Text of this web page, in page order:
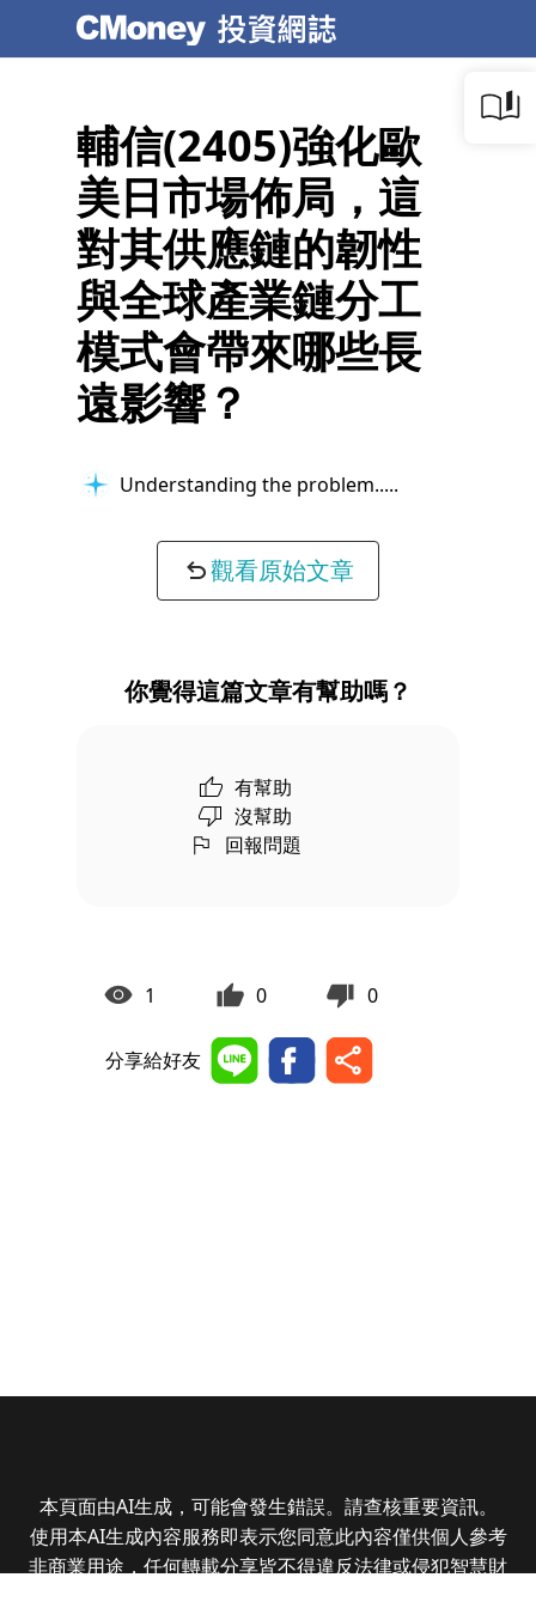
輔信(2405)強化歐
美日市場佈局，這
對其供應鏈的韌性
與全球產業鏈分工
模式會帶來哪些長
遠影響？
Organizing insights...
觀看原始文章
你覺得這篇文章有幫助嗎？
有幫助
沒幫助
回報問題
1 0 0
分享給好友
本頁面由AI生成，可能會發生錯誤。請查核重要資訊。
使用本AI生成內容服務即表示您同意此內容僅供個人參考
非商業用途，任何轉載分享皆不得違反法律或侵犯智慧財